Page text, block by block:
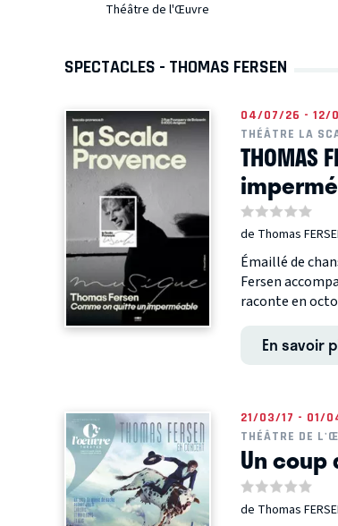
Théâtre de l'Œuvre
SPECTACLES - THOMAS FERSEN
04/07/26 - 12/
THÉÂTRE LA
de Thomas
Émaillé de
Fersen
raconte en
En savoir
21/03/17 - 01/
THÉÂTRE DE
Un coup
de Thomas